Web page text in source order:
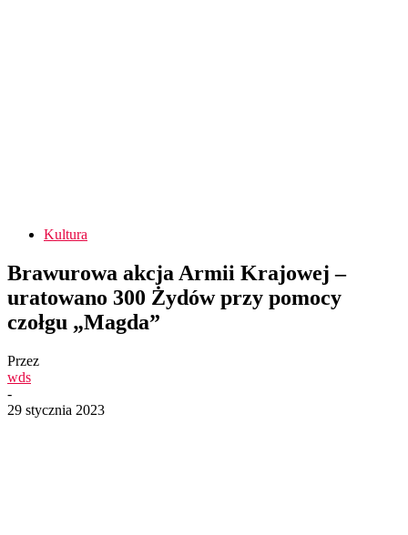
Kultura
Brawurowa akcja Armii Krajowej –
uratowano 300 Żydów przy pomocy
czołgu „Magda”
Przez
wds
-
29 stycznia 2023